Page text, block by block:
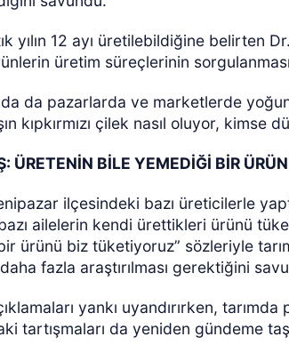
yılın 12 ayı üretilebildiğine belirten
üretim süreçlerinin
da pazarlarda ve marketlerde
kıpkırmızı çilek nasıl oluyor, kimse
ÜRETENİN BİLE YEMEDİĞİ BİR
ilçesindeki bazı üreticilerle
ailelerin kendi ürettikleri ürünü
ürünü biz tüketiyoruz” sözleriyle
fazla araştırılması gerektiğini
yankı uyandırırken,
tartışmaları da yeniden gündeme